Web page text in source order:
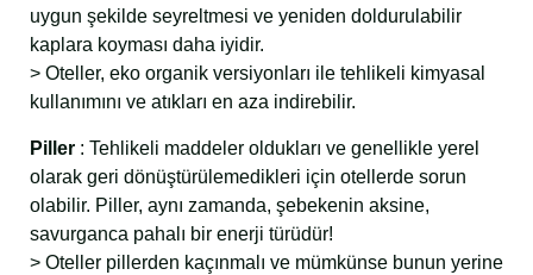
uygun şekilde seyreltmesi ve yeniden doldurulabilir
kaplara koyması daha iyidir.
> Oteller, eko organik versiyonları ile tehlikeli kimyasal
kullanımını ve atıkları en aza indirebilir.
Piller : Tehlikeli maddeler oldukları ve genellikle yerel
olarak geri dönüştürülemedikleri için otellerde sorun
olabilir. Piller, aynı zamanda, şebekenin aksine,
savurganca pahalı bir enerji türüdür!
> Oteller pillerden kaçınmalı ve mümkünse bunun yerine